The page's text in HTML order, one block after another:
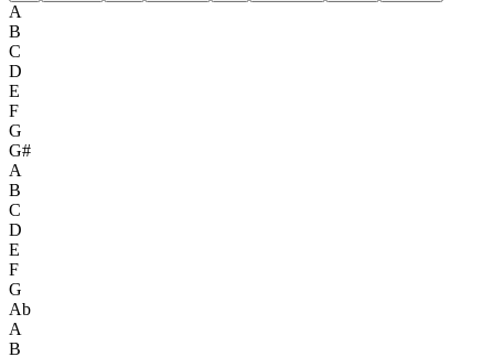
A
B
C
D
E
F
G
G#
A
B
C
D
E
F
G
Ab
A
B